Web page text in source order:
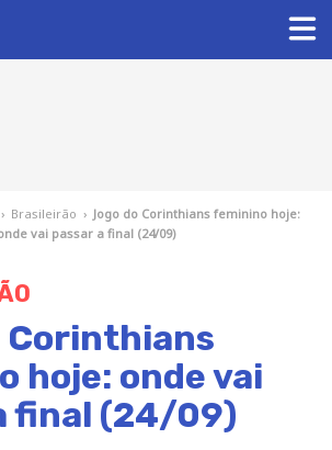
› Brasileirão › Jogo do Corinthians feminino hoje:
vai passar a final (24/09)
Corinthians
hoje: onde vai
final (24/09)